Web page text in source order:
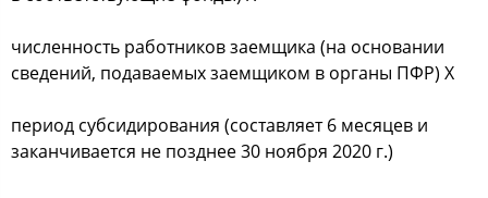
численность работников заемщика (на основании
сведений, подаваемых заемщиком в органы ПФР) Х
период субсидирования (составляет 6 месяцев и
заканчивается не позднее 30 ноября 2020 г.)